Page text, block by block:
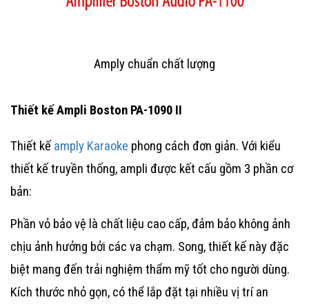
Amply chuẩn chất lượng
Thiết kế Ampli Boston PA-1090 II
Thiết kế amply Karaoke phong cách đơn giản. Với kiểu
thiết kế truyền thống, ampli được kết cấu gồm 3 phần cơ
bản:
Phần vỏ bảo vệ là chất liệu cao cấp, đảm bảo không ảnh
chịu ảnh hưởng bởi các va chạm. Song, thiết kế này đặc
biệt mang đến trải nghiệm thẩm mỹ tốt cho người dùng.
Kích thước nhỏ gọn, có thể lắp đặt tại nhiều vị trí an